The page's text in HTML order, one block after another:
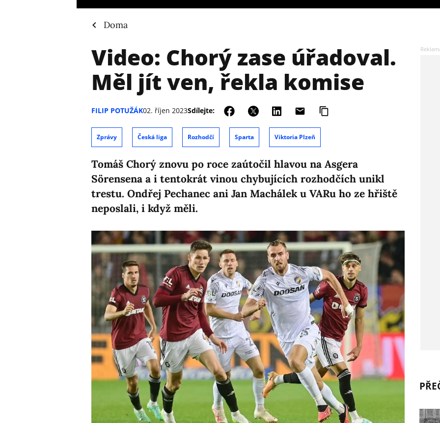
Doma
Video: Chorý zase úřadoval.
Měl jít ven, řekla komise
FILIP POTUŽÁK02. říjen 2023Sdílejte:
Zprávy Česká liga Rozhodčí Sparta Viktoria Plzeň
Tomáš Chorý znovu po roce zaútočil hlavou na Asgera
Sörensena a i tentokrát vinou chybujících rozhodčích unikl
trestu. Ondřej Pechanec ani Jan Machálek u VARu ho ze hřiště
neposlali, i když měli.